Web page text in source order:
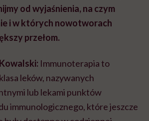
od wyjaśnienia, na czym
i w których nowotworach
przełom.
Immunoterapia to
leków, nazywanych
lub lekami punktów
immunologicznego, które jeszcze